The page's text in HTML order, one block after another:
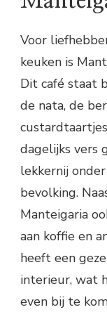
Voor
keuken is
Dit café staat
de nata, de
dagelijks vers
lekkernij
bevolking.
Manteigaria
aan koffie en
heeft een
interieur, wat
even bij te